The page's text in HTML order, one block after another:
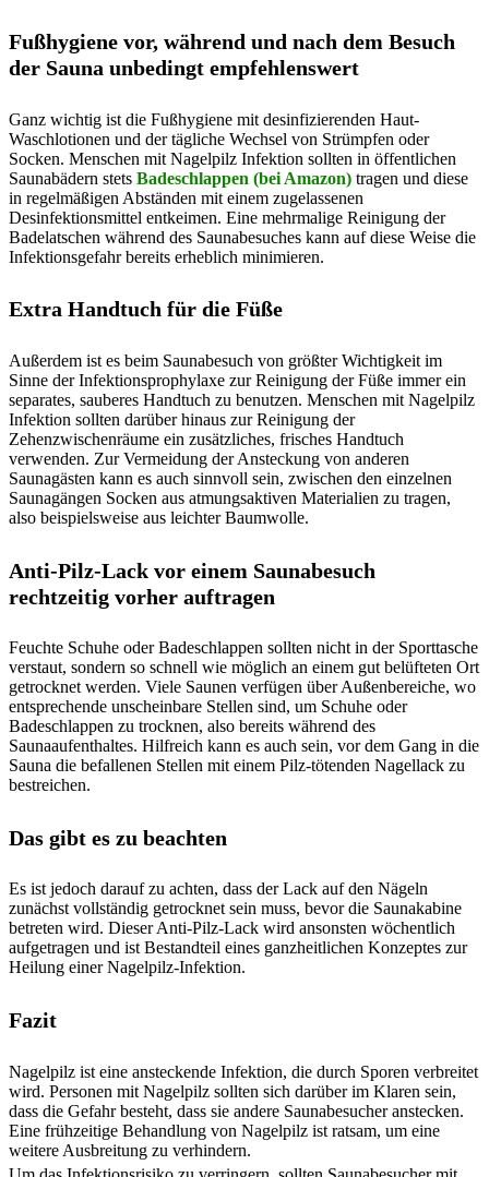
Fußhygiene vor, während und nach dem Besuch
der Sauna unbedingt empfehlenswert
Ganz wichtig ist die Fußhygiene mit desinfizierenden Haut-
Waschlotionen und der tägliche Wechsel von Strümpfen oder
Socken. Menschen mit Nagelpilz Infektion sollten in öffentlichen
Saunabädern stets Badeschlappen (bei Amazon) tragen und diese
in regelmäßigen Abständen mit einem zugelassenen
Desinfektionsmittel entkeimen. Eine mehrmalige Reinigung der
Badelatschen während des Saunabesuches kann auf diese Weise die
Infektionsgefahr bereits erheblich minimieren.
Extra Handtuch für die Füße
Außerdem ist es beim Saunabesuch von größter Wichtigkeit im
Sinne der Infektionsprophylaxe zur Reinigung der Füße immer ein
separates, sauberes Handtuch zu benutzen. Menschen mit Nagelpilz
Infektion sollten darüber hinaus zur Reinigung der
Zehenzwischenräume ein zusätzliches, frisches Handtuch
verwenden. Zur Vermeidung der Ansteckung von anderen
Saunagästen kann es auch sinnvoll sein, zwischen den einzelnen
Saunagängen Socken aus atmungsaktiven Materialien zu tragen,
also beispielsweise aus leichter Baumwolle.
Anti-Pilz-Lack vor einem Saunabesuch
rechtzeitig vorher auftragen
Feuchte Schuhe oder Badeschlappen sollten nicht in der Sporttasche
verstaut, sondern so schnell wie möglich an einem gut belüfteten Ort
getrocknet werden. Viele Saunen verfügen über Außenbereiche, wo
entsprechende unscheinbare Stellen sind, um Schuhe oder
Badeschlappen zu trocknen, also bereits während des
Saunaaufenthaltes. Hilfreich kann es auch sein, vor dem Gang in die
Sauna die befallenen Stellen mit einem Pilz-tötenden Nagellack zu
bestreichen.
Das gibt es zu beachten
Es ist jedoch darauf zu achten, dass der Lack auf den Nägeln
zunächst vollständig getrocknet sein muss, bevor die Saunakabine
betreten wird. Dieser Anti-Pilz-Lack wird ansonsten wöchentlich
aufgetragen und ist Bestandteil eines ganzheitlichen Konzeptes zur
Heilung einer Nagelpilz-Infektion.
Fazit
Nagelpilz ist eine ansteckende Infektion, die durch Sporen verbreitet
wird. Personen mit Nagelpilz sollten sich darüber im Klaren sein,
dass die Gefahr besteht, dass sie andere Saunabesucher anstecken.
Eine frühzeitige Behandlung von Nagelpilz ist ratsam, um eine
weitere Ausbreitung zu verhindern.